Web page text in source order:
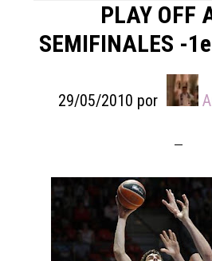
PLAY OFF
SEMIFINALES -
29/05/2010 por